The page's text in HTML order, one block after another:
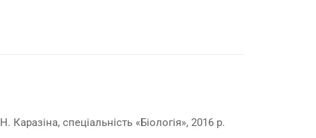
Каразіна, спеціальність «Біологія», 2016 р.